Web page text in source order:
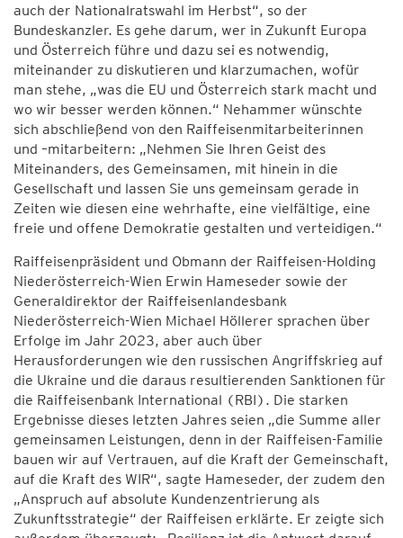
auch der Nationalratswahl im Herbst“, so der
Bundeskanzler. Es gehe darum, wer in Zukunft Europa
und Österreich führe und dazu sei es notwendig,
miteinander zu diskutieren und klarzumachen, wofür
man stehe, „was die EU und Österreich stark macht und
wo wir besser werden können.“ Nehammer wünschte
sich abschließend von den Raiffeisenmitarbeiterinnen
und –mitarbeitern: „Nehmen Sie Ihren Geist des
Miteinanders, des Gemeinsamen, mit hinein in die
Gesellschaft und lassen Sie uns gemeinsam gerade in
Zeiten wie diesen eine wehrhafte, eine vielfältige, eine
freie und offene Demokratie gestalten und verteidigen.“
Raiffeisenpräsident und Obmann der Raiffeisen-Holding
Niederösterreich-Wien Erwin Hameseder sowie der
Generaldirektor der Raiffeisenlandesbank
Niederösterreich-Wien Michael Höllerer sprachen über
Erfolge im Jahr 2023, aber auch über
Herausforderungen wie den russischen Angriffskrieg auf
die Ukraine und die daraus resultierenden Sanktionen für
die Raiffeisenbank International (RBI). Die starken
Ergebnisse dieses letzten Jahres seien „die Summe aller
gemeinsamen Leistungen, denn in der Raiffeisen-Familie
bauen wir auf Vertrauen, auf die Kraft der Gemeinschaft,
auf die Kraft des WIR“, sagte Hameseder, der zudem den
„Anspruch auf absolute Kundenzentrierung als
Zukunftsstrategie“ der Raiffeisen erklärte. Er zeigte sich